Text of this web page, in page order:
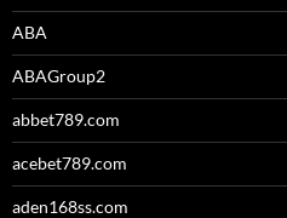
ABA
ABAGroup2
abbet789.com
acebet789.com
aden168ss.com